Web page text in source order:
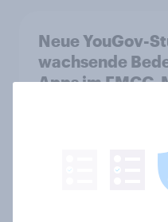
Neue YouGov-
wachsende
Apps im
Eistee in
Nachfrage und